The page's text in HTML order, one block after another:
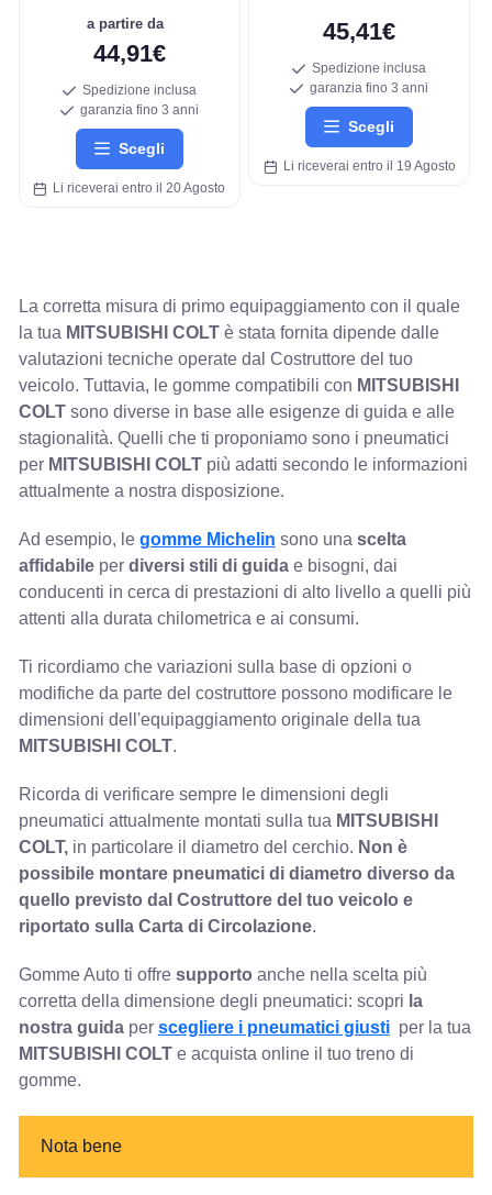
a partire da
44,91€
Spedizione inclusa
garanzia fino 3 anni
Scegli
Li riceverai entro il 20 Agosto
45,41€
Spedizione inclusa
garanzia fino 3 anni
Scegli
Li riceverai entro il 19 Agosto
La corretta misura di primo equipaggiamento con il quale
la tua MITSUBISHI COLTè stata fornita dipende dalle
valutazioni tecniche operate dal Costruttore del tuo
veicolo. Tuttavia, le gomme compatibili con MITSUBISHI
COLT sono diverse in base alle esigenze di guida e alle
stagionalità. Quelli che ti proponiamo sono i pneumatici
per MITSUBISHI COLT più adatti secondo le informazioni
attualmente a nostra disposizione.
Ad esempio, le gomme Michelin sono una scelta
affidabileper diversi stili di guidae bisogni, dai
conducenti in cerca di prestazioni di alto livello a quelli più
attenti alla durata chilometrica e ai consumi.
Ti ricordiamo che variazioni sulla base di opzioni o
modifiche da parte del costruttore possono modificare le
dimensioni dell'equipaggiamento originale della tua
MITSUBISHI COLT.
Ricorda di verificare sempre le dimensioni degli
pneumatici attualmente montati sulla tua MITSUBISHI
COLT,in particolare il diametro del cerchio. Non è
possibile montare pneumatici di diametro diverso da
quello previsto dal Costruttore del tuo veicolo e
riportato sulla Carta di Circolazione.
Gomme Auto ti offre supporto anche nella scelta più
corretta della dimensione degli pneumatici: scopri la
nostra guidaper scegliere i pneumatici giustiper la tua
MITSUBISHI COLT e acquista online il tuo treno di
gomme.
Nota bene